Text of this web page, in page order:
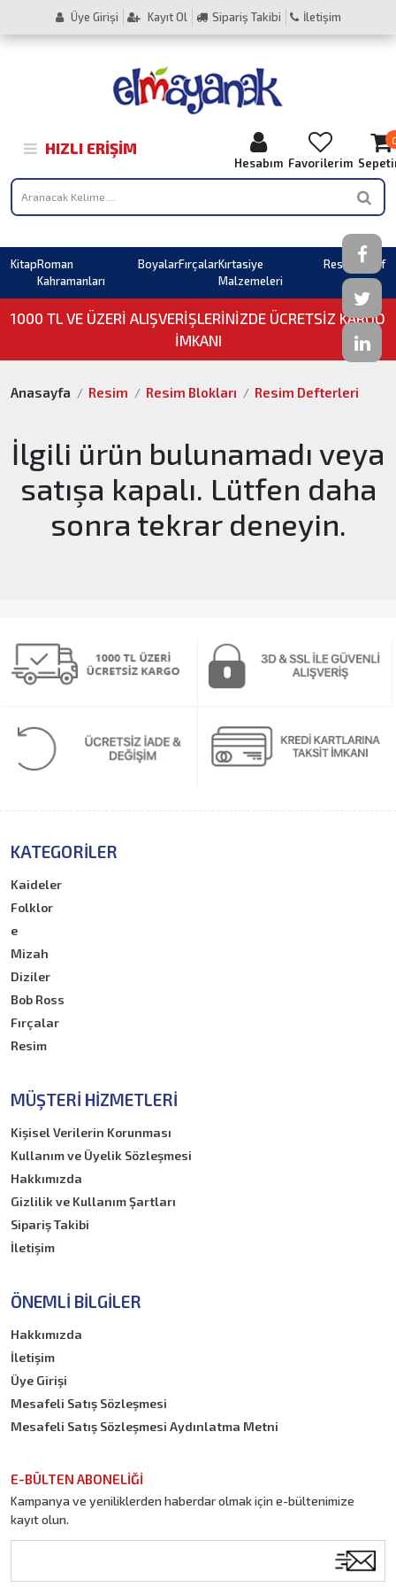
Üye Girişi Kayıt Ol Sipariş Takibi İletişim
HIZLI ERIŞIM
Hesabım Favorilerim
KitapRoman
Kahramanları
BoyalarFırçalarKırtasiye
Malzemeleri
Resim Sahaf
1000 TL VE ÜZERI ALIŞVERIŞLERINIZDE ÜCRETSİZ KARGO
İMKANI
Anasayfa Resim Resim Blokları Resim Defterleri
İlgili ürün bulunamadı veya
satışa kapalı. Lütfen daha
sonra tekrar deneyin.
KATEGORILER
Kaideler
Folklor
e
Mizah
Diziler
Bob Ross
Fırçalar
Resim
MÜŞTERI HIZMETLERI
Kişisel Verilerin Korunması
Kullanım ve Üyelik Sözleşmesi
Hakkımızda
Gizlilik ve Kullanım Şartları
Sipariş Takibi
İletişim
ÖNEMLI BILGILER
Hakkımızda
İletişim
Üye Girişi
Mesafeli Satış Sözleşmesi
Mesafeli Satış Sözleşmesi Aydınlatma Metni
E-BÜLTEN ABONELİĞİ
Kampanya ve yeniliklerden haberdar olmak için e-bültenimize
kayıt olun.